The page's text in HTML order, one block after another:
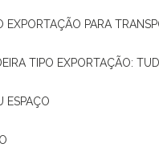
EXPORTAÇÃO PARA
TIPO EXPORTAÇÃO:
ESPAÇO